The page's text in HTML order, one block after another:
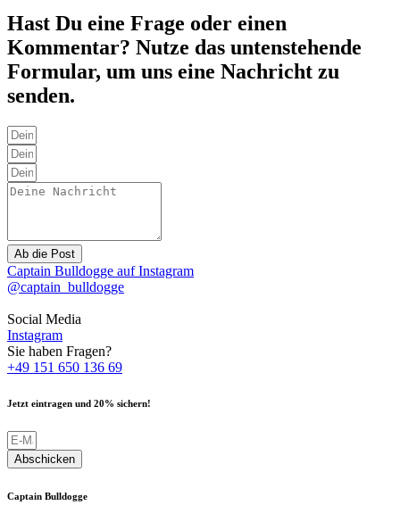
Hast Du eine Frage oder einen
Kommentar? Nutze das untenstehende
Formular, um uns eine Nachricht zu
senden.
Ab die Post
Captain Bulldogge auf Instagram
@captain_bulldogge
Social Media
Instagram
Sie haben Fragen?
+49 151 650 136 69
Jetzt eintragen und 20% sichern!
Abschicken
Captain Bulldogge